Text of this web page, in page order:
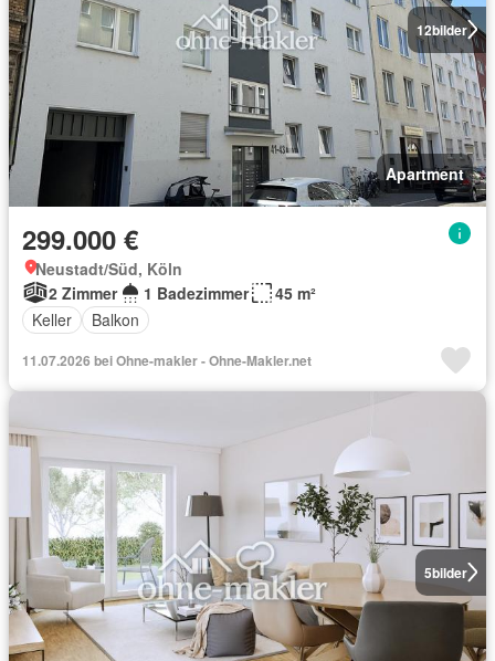
12bilder
Apartment
299.000 €
Neustadt/Süd, Köln
2 Zimmer
1 Badezimmer
45 m²
Keller
Balkon
11.07.2026 bei Ohne-makler - Ohne-Makler.net
5bilder